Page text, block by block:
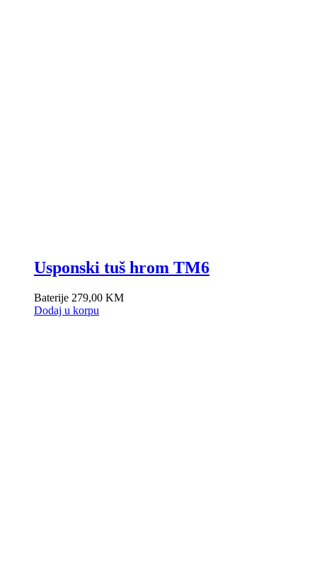
Usponski tuš hrom TM6
Baterije 279,00 KM
Dodaj u korpu